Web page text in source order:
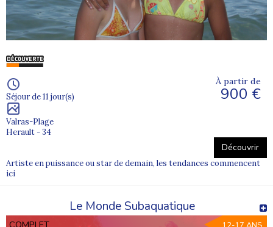
Séjour de 11 jour(s)
Valras-Plage
Herault - 34
À partir de
900 €
Découvrir
Artiste en puissance ou star de demain, les tendances commencent
ici
Le Monde Subaquatique
COMPLET